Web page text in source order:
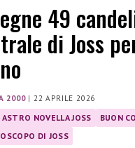
49
di Joss
2000| 22 APRILE 2026
ASTRO NOVELLA JOSS
BUON
DI JOSS